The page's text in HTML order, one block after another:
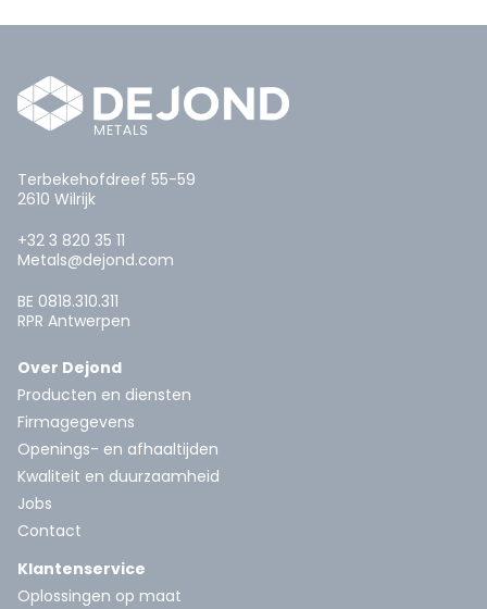
Terbekehofdreef 55-59
2610 Wilrijk
+32 3 820 35 11
Metals@dejond.com
BE 0818.310.311
RPR Antwerpen
Over Dejond
Producten en diensten
Firmagegevens
Openings- en afhaaltijden
Kwaliteit en duurzaamheid
Jobs
Contact
Klantenservice
Oplossingen op maat